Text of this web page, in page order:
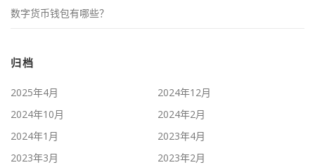
数字货币钱包有哪些？
归档
2025年4月
2024年12月
2024年10月
2024年2月
2024年1月
2023年4月
2023年3月
2023年2月